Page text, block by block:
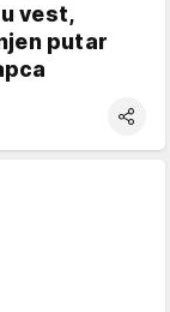
vest,
putar